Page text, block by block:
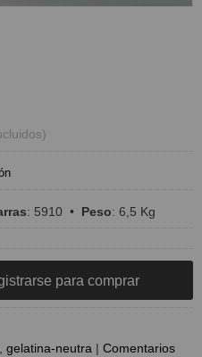
: 5910 • Peso: 6,5 Kg
para comprar
gelatina-neutra | Comentarios